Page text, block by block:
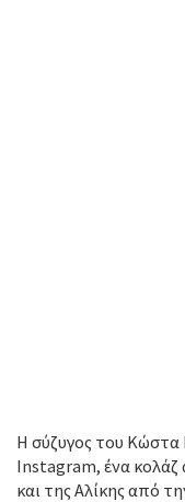
Η σύζυγος του
Instagram, ένα
και της Αλίκης από